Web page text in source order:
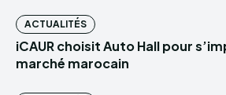
ACTUALITÉS
iCAUR choisit Auto Hall pour
marché marocain